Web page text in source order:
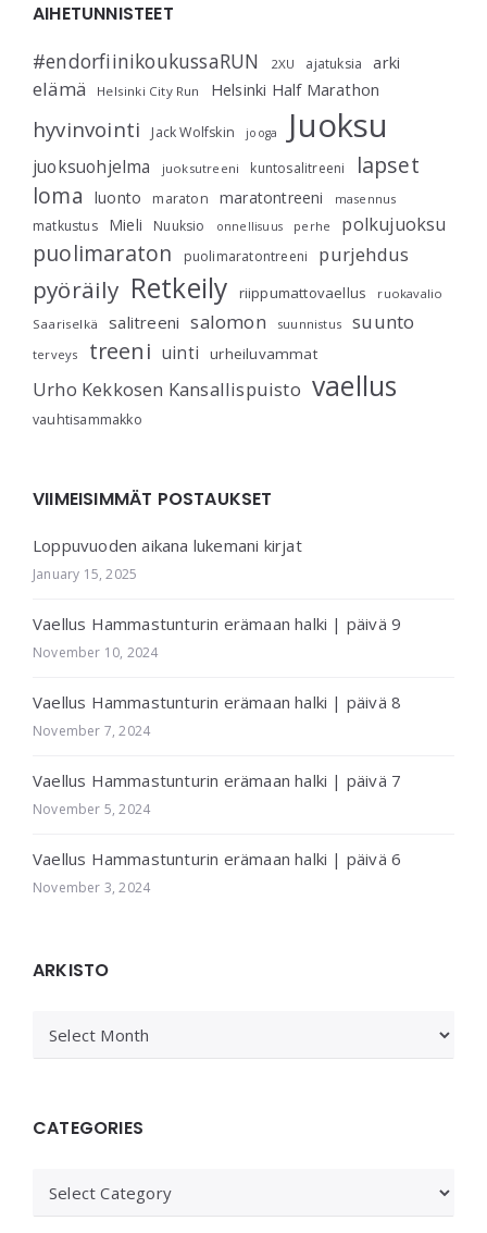
AIHETUNNISTEET
#endorfiinikoukussaRUN 2XU ajatuksia arki
elämä Helsinki City Run Helsinki Half Marathon
hyvinvointi Jack Wolfskin jooga Juoksu
juoksuohjelma juoksutreeni kuntosalitreeni
lapset
loma
luonto maraton maratontreeni masennus
matkustus Mieli Nuuksio onnellisuus perhe polkujuoksu
puolimaraton puolimaratontreeni purjehdus
pyöräily Retkeily riippumattovaellus
ruokavalio
Saariselkä
salitreeni salomon suunnistus suunto
terveys treeni uinti urheiluvammat
Urho Kekkosen Kansallispuisto vaellus
vauhtisammakko
VIIMEISIMMÄT POSTAUKSET
Loppuvuoden aikana lukemani kirjat
January 15, 2025
Vaellus Hammastunturin erämaan halki | päivä 9
November 10, 2024
Vaellus Hammastunturin erämaan halki | päivä 8
November 7, 2024
Vaellus Hammastunturin erämaan halki | päivä 7
November 5, 2024
Vaellus Hammastunturin erämaan halki | päivä 6
November 3, 2024
ARKISTO
CATEGORIES